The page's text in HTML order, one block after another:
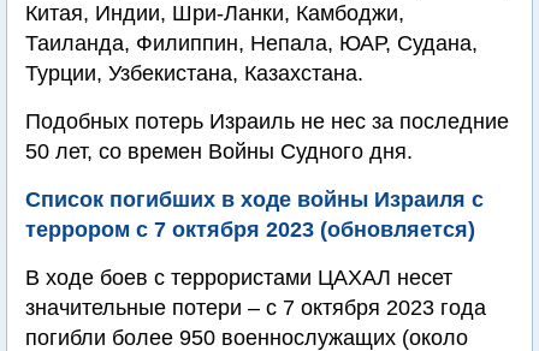
Китая, Индии, Шри-Ланки, Камбоджи,
Таиланда, Филиппин, Непала, ЮАР, Судана,
Турции, Узбекистана, Казахстана.
Подобных потерь Израиль не нес за последние
50 лет, со времен Войны Судного дня.
Список погибших в ходе войны Израиля с
террором с 7 октября 2023 (обновляется)
В ходе боев с террористами ЦАХАЛ несет
значительные потери – с 7 октября 2023 года
погибли более 950 военнослужащих (около